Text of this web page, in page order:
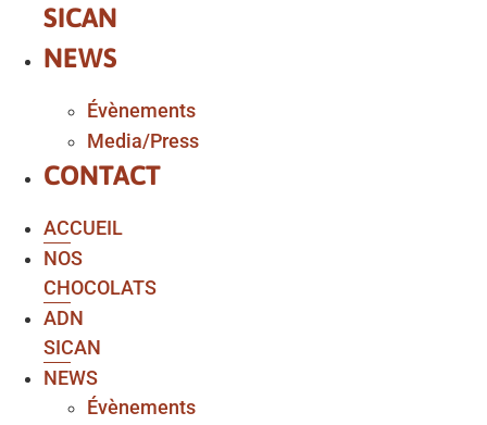
SICAN
NEWS
Évènements
Media/Press
CONTACT
ACCUEIL
NOS
CHOCOLATS
ADN
SICAN
NEWS
Évènements